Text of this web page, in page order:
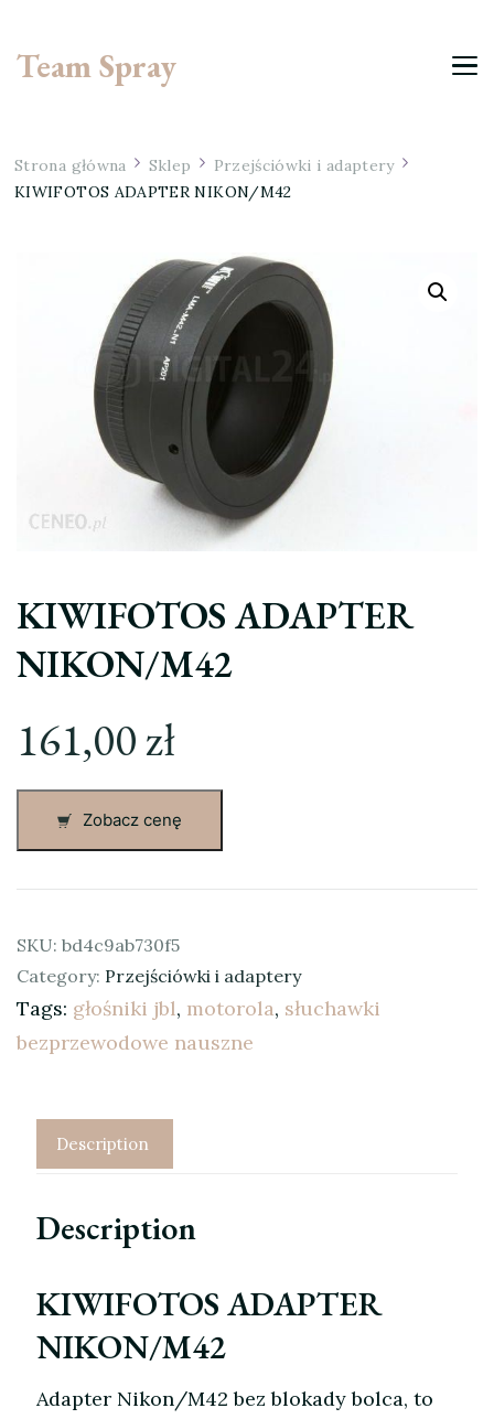
Team Spray
Strona główna Sklep
Przejściówki i adaptery
KIWIFOTOS ADAPTER NIKON/M42
KIWIFOTOS ADAPTER
NIKON/M42
161,00zł
Zobacz cenę
SKU: bd4c9ab730f5
Category: Przejściówki i adaptery
Tags: głośniki jbl, motorola, słuchawki
bezprzewodowe nauszne
Description
Description
KIWIFOTOS ADAPTER
NIKON/M42
Adapter Nikon/M42 bez blokady bolca, to